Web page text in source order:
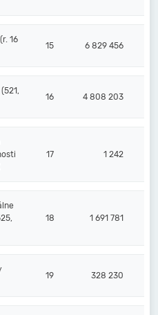
16
15 6 829 456
16 4 808 203
17 1 242
18 1 691 781
19 328 230